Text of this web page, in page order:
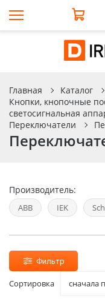
Главная Каталог
Кнопки, кнопочные
светосигнальная
Переключатели
Производитель:
ABB IEK
Фильтр
Сортировка сначала